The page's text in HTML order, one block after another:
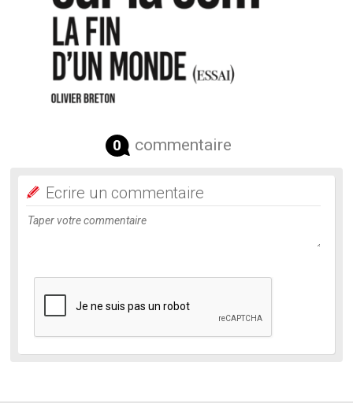
0 commentaire
Ecrire un commentaire